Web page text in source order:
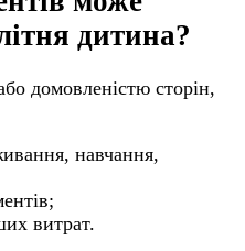
дитина?
домовленістю сторін,
навчання,
витрат.